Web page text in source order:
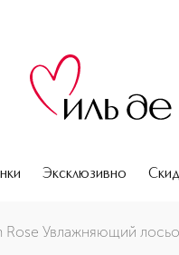
Эксклюзивно
розы
Rose Увлажняющий